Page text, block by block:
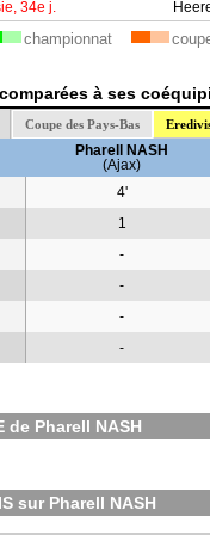
34e j.
championnat
à ses
Coupe des Pays-Bas
Pharell NASH
(Ajax)
4'
1
-
-
-
-
de Pharell NASH
sur Pharell NASH